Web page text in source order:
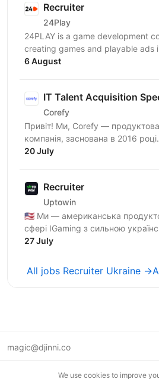
Recruiter
24Play
24PLAY is a game development
creating games and playable ads
6 August
IT Talent Acquisition
Corefy
Привіт! Ми, Corefy —
компанія, заснована в 2016
Ukraine SaaS платформа є
20 July
Recruiter
Uptowin
🇺🇸 Ми — американська
сфері IGaming з сильною
розробки, яка створює
27 July
All jobs Recruiter Ukraine →
magic@djinni.co
We use cookies to improve